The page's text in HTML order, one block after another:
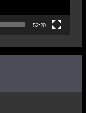
52:20